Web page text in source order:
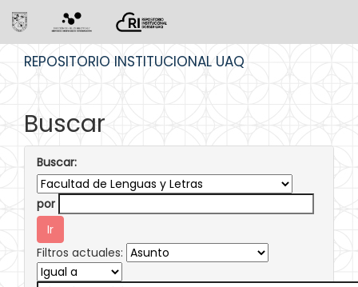
REPOSITORIO INSTITUCIONAL UAQ
Buscar
Buscar:
por
Filtros actuales: